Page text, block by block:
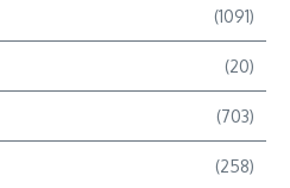
(1091)
(20)
(703)
(258)